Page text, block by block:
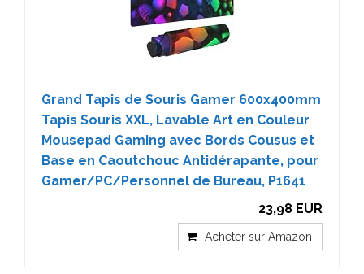
Grand Tapis de Souris Gamer 600x400mm
Tapis Souris XXL, Lavable Art en Couleur
Mousepad Gaming avec Bords Cousus et
Base en Caoutchouc Antidérapante, pour
Gamer/PC/Personnel de Bureau, P1641
23,98 EUR
Acheter sur Amazon